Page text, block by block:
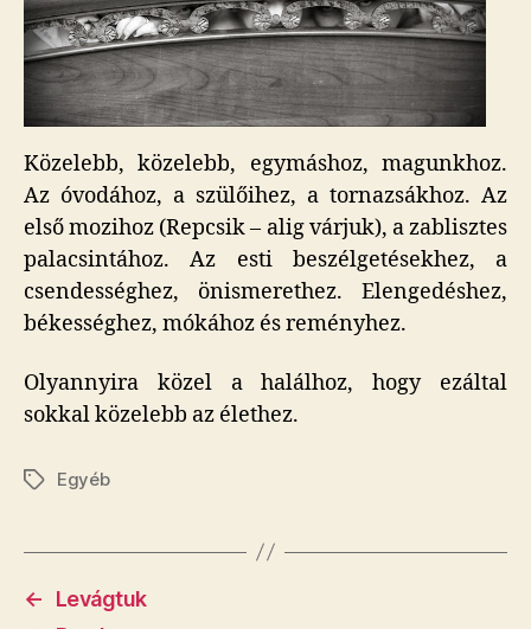
Közelebb, közelebb, egymáshoz, magunkhoz.
Az óvodához, a szülőihez, a tornazsákhoz. Az
első mozihoz (Repcsik – alig várjuk), a zablisztes
palacsintához. Az esti beszélgetésekhez, a
csendességhez, önismerethez. Elengedéshez,
békességhez, mókához és reményhez.
Olyannyira közel a halálhoz, hogy ezáltal
sokkal közelebb az élethez.
CímkékEgyéb
←
Levágtuk